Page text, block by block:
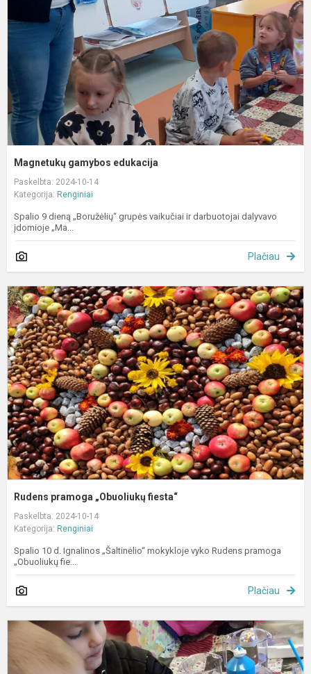
Magnetukų gamybos edukacija
Paskelbta: 2024-10-14
Kategorija: Renginiai
Spalio 9 dieną „Boružėlių“ grupės vaikučiai ir darbuotojai dalyvavo
įdomioje „Ma...
Plačiau
Rudens pramoga „Obuoliukų fiesta“
Paskelbta: 2024-10-14
Kategorija: Renginiai
Spalio 10 d. Ignalinos „Šaltinėlio“ mokykloje vyko Rudens pramoga
„Obuoliukų fie...
Plačiau